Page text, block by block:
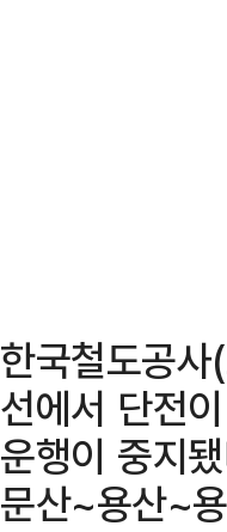
한국철도공
선에서 단전
운행이 중지
문산~용산~